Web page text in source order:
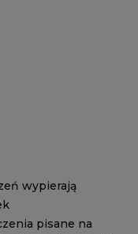
wypierają
pisane na